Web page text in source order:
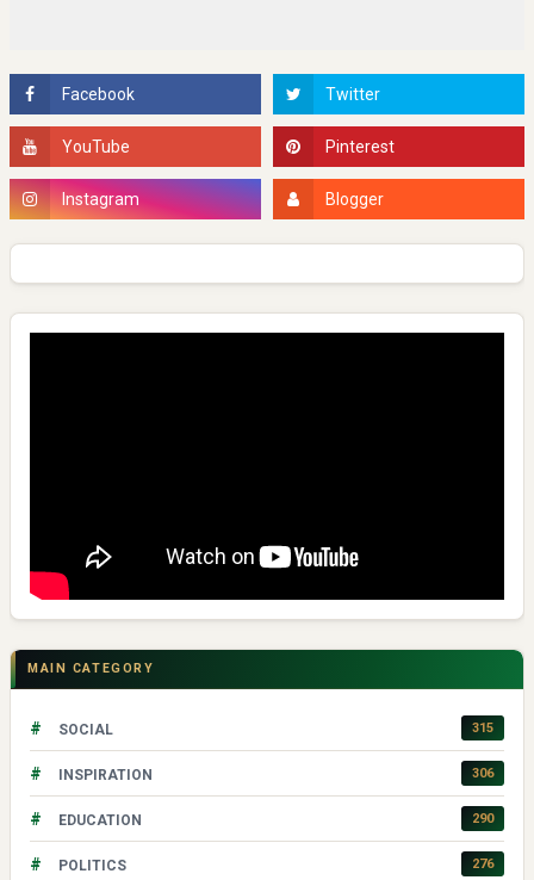
MAIN CATEGORY
# SOCIAL 315
# INSPIRATION 306
# EDUCATION 290
# POLITICS 276